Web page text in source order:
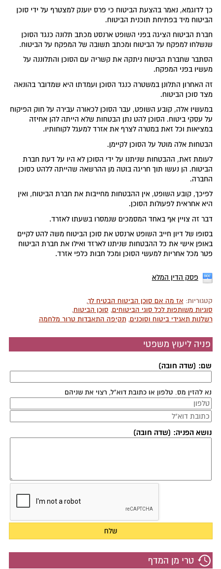
כך לדוגמא, נאמר בהצעת הביטוח כי פרס יוענק למצטרף על ידי סוכן
הביטוח מיד בפתיחת תוכנית הביטוח.
חברת הביטוח הציגה בפני השופט ארנסט מכתב תלונה כנגד הסוכן
שנשלחו למפקח על הביטוח ומכתב תשובה של המפקח על הביטוח.
הסתבר שחברת הביטוח ניתקה את קשריה עם הסוכן והתלוננה על
מעשיו בפני המפקח.
זה האחרון התלונן במשטרה כנגד הסוכן ועמדתו היא שמדובר בהונאה
מצד סוכן הביטוח.
במעשיו אלה, קובע השופט, עבר הסוכן לכאורה עבירה על חוק הפיקוח
על עסקי ביטוח. הסוכן להט נתן הבטחות שלא הייתה להן אחיזה
במציאות וכל זאת במטרה לצרף את אזרד למעגל לקוחותיו.
הבטחות אלה מוטל על הסוכן לקיימן.
לעומת זאת, ההבטחות שניתנו על ידי הסוכן לא היו על דעת חברת
הביטוח. הן נעשו תוך חריגה בוטה מן ההרשאה שהייתה ללהט כסוכן
החברה.
לפיכך, קובע השופט, אין ההבטחות מחייבות את חברת הביטוח, ואין
היא אחראית לפעולות הסוכן.
דבר זה צויין אף באחד המסמכים שנמסרו בשעתו לאזרד.
בסופו של דיון חייב השופט ארנסט את סוכן הביטוח משה להט לקיים
באופן אישי את כל ההבטחות שניתנו לארזד ואילו את חברת הביטוח
פטר מכל אחריות למעשי הסוכן ומכל חבות כלפי אזרד.
פסק הדין המלא
קטגוריות: אז מה אם סוכן הביטוח הבטיח לך,
סוגיות משותפות לכל סוגי הביטוחים, סוכן הביטוח,
רשלנות תאגידי ביטוח וסוכנים,תקיפה התאבדות טרור מלחמה
פניה ליעוץ משפטי
שם: (שדה חובה)
נא להזין מס. טלפון או כתובת דוא"ל, רצוי את שניהם
נושא הפניה: (שדה חובה)
טרי מן המדף